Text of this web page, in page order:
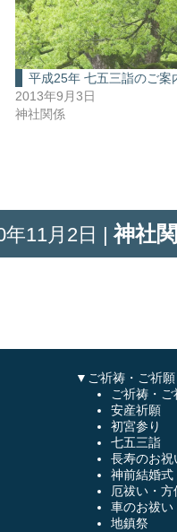
平成25年 七五三詣のご案
2013年9月3日
神社関係
年11月2日 |神社
▼ご祈祷・ご祈願
ご祈祷・ご
安産祈願
初宮参り
七五三詣
長寿のお祝
神前結婚式
厄祓い・方
車のお祓い
地鎮祭